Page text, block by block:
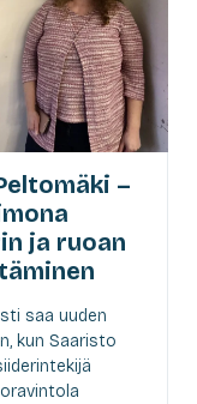
–
ja ruoan
saa uuden
kun Saaristo